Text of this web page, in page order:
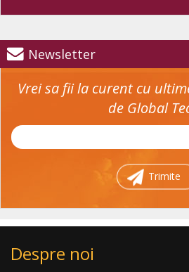
Newsletter
Vrei sa fii la curent cu
de Global
Trimite
Despre noi